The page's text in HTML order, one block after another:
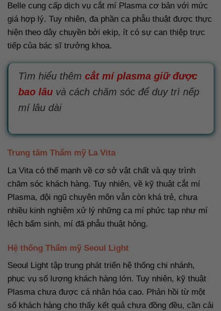
Belle cung cấp dịch vụ cắt mí Plasma cơ bản với mức
giá hợp lý. Tuy nhiên, đa phần ca phẫu thuật được thực
hiện theo dây chuyền bởi ekip, ít có sự can thiệp trực
tiếp của bác sĩ trưởng khoa.
Tìm hiểu thêm cắt mí plasma giữ được
bao lâu và cách chăm sóc để duy trì nếp
mí lâu dài
Trung tâm Thẩm mỹ La Vita
La Vita có thế mạnh về cơ sở vật chất và quy trình
chăm sóc khách hàng. Tuy nhiên, về kỹ thuật cắt mí
Plasma, đội ngũ chuyên môn vẫn còn khá trẻ, chưa
nhiều kinh nghiệm xử lý những ca mí phức tạp như mí
lệch bẩm sinh, mí đã phẫu thuật hỏng.
Hệ thống Thẩm mỹ Seoul Light
Seoul Light tập trung phát triển hệ thống chi nhánh,
phục vụ số lượng khách hàng lớn. Tuy nhiên, kỹ thuật
Plasma chưa được cá nhân hóa cao. Phản hồi từ một
số khách hàng cho thấy kết quả chưa đồng đều, cần cải